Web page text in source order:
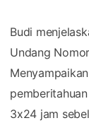
Budi
Undang
3x24 jam